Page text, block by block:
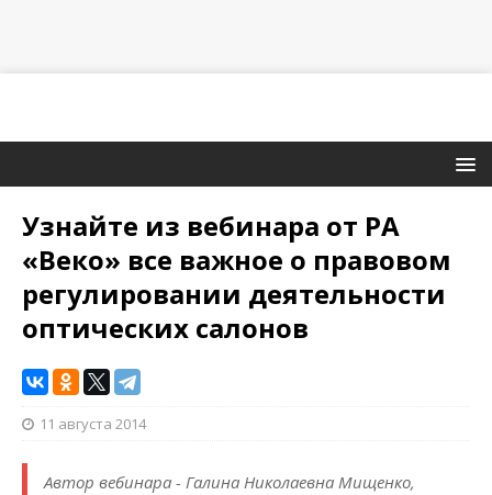
Узнайте из вебинара от РА
«Веко» все важное о правовом
регулировании деятельности
оптических салонов
11 августа 2014
Автор вебинара - Галина Николаевна Мищенко,